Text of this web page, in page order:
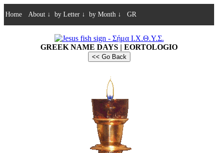
Home About ↓ by Letter ↓ by Month ↓ GR
GREEK NAME DAYS | EORTOLOGIO
<< Go Back